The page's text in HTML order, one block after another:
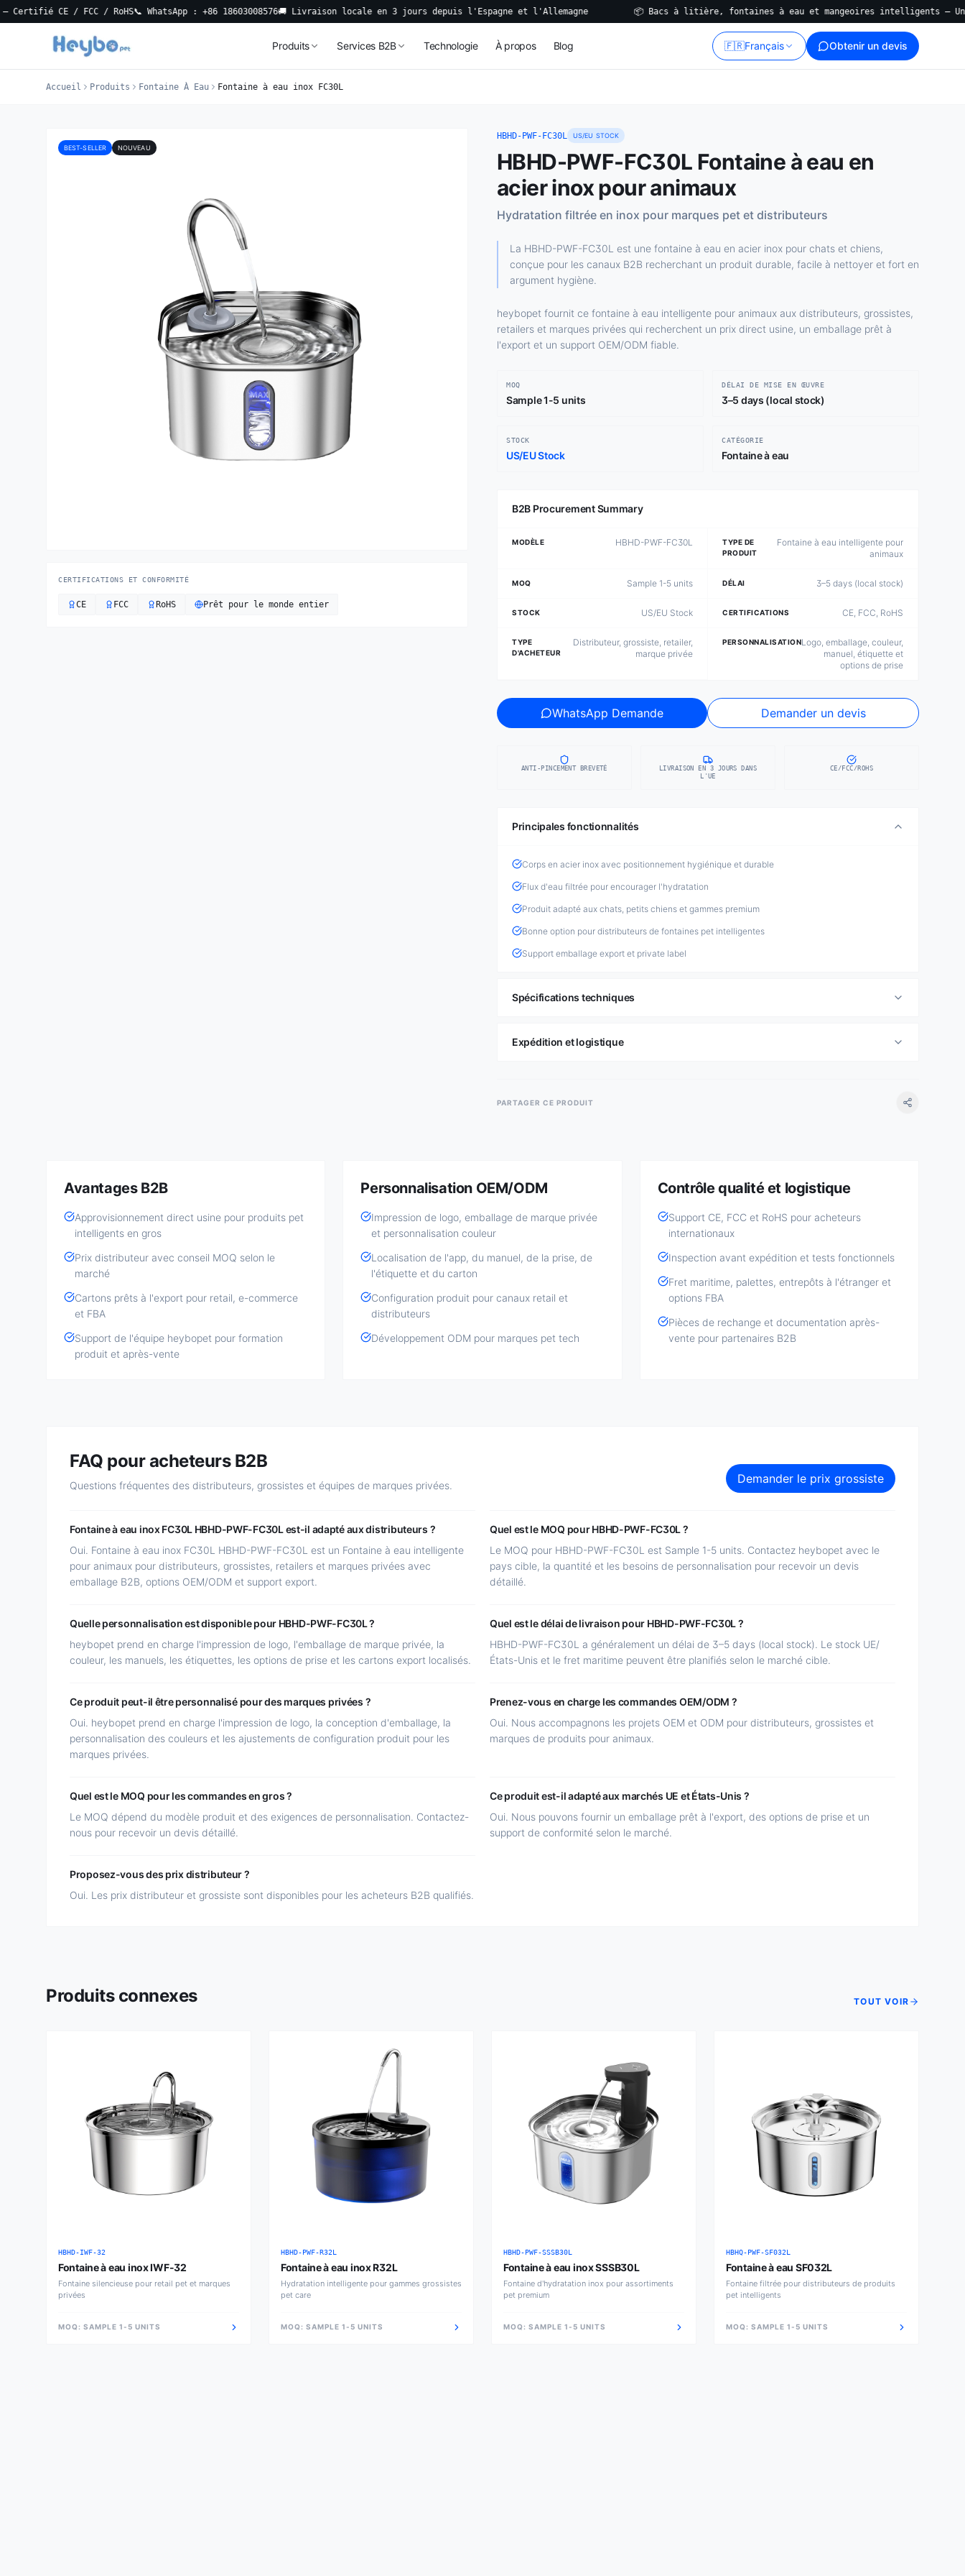
CE / FCC / RoHS📞 WhatsApp : +86 18603008576🚚 Livraison locale en 3 jours depuis l'Espagne et l'Allemagne 📦 Bacs à litière, fontaines à eau et mangeoires intelligents — Une usine,
Produits Services B2B Technologie À propos Blog 🇫🇷Français Obtenir un devis
Accueil Produits Fontaine À Eau Fontaine à eau inox FC30L
BEST-SELLER NOUVEAU
CERTIFICATIONS ET CONFORMITÉ
CE FCC RoHS Prêt pour le monde entier
HBHD-PWF-FC30L US/EU STOCK
HBHD-PWF-FC30L Fontaine à eau en
acier inox pour animaux
Hydratation filtrée en inox pour marques pet et distributeurs
La HBHD-PWF-FC30L est une fontaine à eau en acier inox pour chats et chiens,
conçue pour les canaux B2B recherchant un produit durable, facile à nettoyer et fort en
argument hygiène.
heybopet fournit ce fontaine à eau intelligente pour animaux aux distributeurs, grossistes,
retailers et marques privées qui recherchent un prix direct usine, un emballage prêt à
l'export et un support OEM/ODM fiable.
MOQ
Sample 1-5 units
DÉLAI DE MISE EN ŒUVRE
3–5 days (local stock)
STOCK
US/EU Stock
CATÉGORIE
Fontaine à eau
B2B Procurement Summary
MODÈLE HBHD-PWF-FC30L
TYPE DE
PRODUIT
Fontaine à eau intelligente pour
animaux
MOQ Sample 1-5 units DÉLAI 3–5 days (local stock)
STOCK US/EU Stock CERTIFICATIONS CE, FCC, RoHS
TYPE
D'ACHETEUR
Distributeur, grossiste, retailer,
marque privée
PERSONNALISATIONLogo, emballage, couleur,
manuel, étiquette et
options de prise
WhatsApp Demande Demander un devis
ANTI-PINCEMENT BREVETÉ
LIVRAISON EN 3 JOURS DANS
L'UE
CE/FCC/ROHS
Principales fonctionnalités
Corps en acier inox avec positionnement hygiénique et durable
Flux d'eau filtrée pour encourager l'hydratation
Produit adapté aux chats, petits chiens et gammes premium
Bonne option pour distributeurs de fontaines pet intelligentes
Support emballage export et private label
Spécifications techniques
Expédition et logistique
PARTAGER CE PRODUIT
Avantages B2B
Approvisionnement direct usine pour produits pet
intelligents en gros
Prix distributeur avec conseil MOQ selon le
marché
Cartons prêts à l'export pour retail, e-commerce
et FBA
Support de l'équipe heybopet pour formation
produit et après-vente
Personnalisation OEM/ODM
Impression de logo, emballage de marque privée
et personnalisation couleur
Localisation de l'app, du manuel, de la prise, de
l'étiquette et du carton
Configuration produit pour canaux retail et
distributeurs
Développement ODM pour marques pet tech
Contrôle qualité et logistique
Support CE, FCC et RoHS pour acheteurs
internationaux
Inspection avant expédition et tests fonctionnels
Fret maritime, palettes, entrepôts à l'étranger et
options FBA
Pièces de rechange et documentation après-
vente pour partenaires B2B
FAQ pour acheteurs B2B
Questions fréquentes des distributeurs, grossistes et équipes de marques privées. Demander le prix grossiste
Fontaine à eau inox FC30L HBHD-PWF-FC30L est-il adapté aux distributeurs ?
Oui. Fontaine à eau inox FC30L HBHD-PWF-FC30L est un Fontaine à eau intelligente
pour animaux pour distributeurs, grossistes, retailers et marques privées avec
emballage B2B, options OEM/ODM et support export.
Quel est le MOQ pour HBHD-PWF-FC30L ?
Le MOQ pour HBHD-PWF-FC30L est Sample 1-5 units. Contactez heybopet avec le
pays cible, la quantité et les besoins de personnalisation pour recevoir un devis
détaillé.
Quelle personnalisation est disponible pour HBHD-PWF-FC30L ?
heybopet prend en charge l'impression de logo, l'emballage de marque privée, la
couleur, les manuels, les étiquettes, les options de prise et les cartons export localisés.
Quel est le délai de livraison pour HBHD-PWF-FC30L ?
HBHD-PWF-FC30L a généralement un délai de 3–5 days (local stock). Le stock UE/
États-Unis et le fret maritime peuvent être planifiés selon le marché cible.
Ce produit peut-il être personnalisé pour des marques privées ?
Oui. heybopet prend en charge l'impression de logo, la conception d'emballage, la
personnalisation des couleurs et les ajustements de configuration produit pour les
marques privées.
Prenez-vous en charge les commandes OEM/ODM ?
Oui. Nous accompagnons les projets OEM et ODM pour distributeurs, grossistes et
marques de produits pour animaux.
Quel est le MOQ pour les commandes en gros ?
Le MOQ dépend du modèle produit et des exigences de personnalisation. Contactez-
nous pour recevoir un devis détaillé.
Ce produit est-il adapté aux marchés UE et États-Unis ?
Oui. Nous pouvons fournir un emballage prêt à l'export, des options de prise et un
support de conformité selon le marché.
Proposez-vous des prix distributeur ?
Oui. Les prix distributeur et grossiste sont disponibles pour les acheteurs B2B qualifiés.
Produits connexes TOUT VOIR
HBHD-IWF-32
Fontaine à eau inox IWF-32
Fontaine silencieuse pour retail pet et marques
privées
MOQ: SAMPLE 1-5 UNITS
HBHD-PWF-R32L
Fontaine à eau inox R32L
Hydratation intelligente pour gammes grossistes
pet care
MOQ: SAMPLE 1-5 UNITS
HBHD-PWF-SSSB30L
Fontaine à eau inox SSSB30L
Fontaine d'hydratation inox pour assortiments
pet premium
MOQ: SAMPLE 1-5 UNITS
HBHQ-PWF-SF032L
Fontaine à eau SF032L
Fontaine filtrée pour distributeurs de produits
pet intelligents
MOQ: SAMPLE 1-5 UNITS